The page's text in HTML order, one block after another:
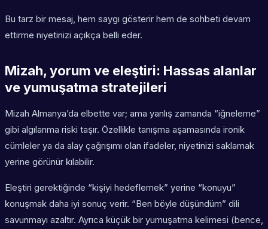
Bu tarz bir mesaj, hem saygı gösterir hem de sohbeti devam
ettirme niyetinizi açıkça belli eder.
Mizah, yorum ve eleştiri: Hassas alanlar
ve yumuşatma stratejileri
Mizah Almanya’da elbette var; ama yanlış zamanda “iğneleme”
gibi algılanma riski taşır. Özellikle tanışma aşamasında ironik
cümleler ya da alay çağrışımı olan ifadeler, niyetinizi saklamak
yerine görünür kılabilir.
Eleştiri gerektiğinde “kişiyi hedeflemek” yerine “konuyu”
konuşmak daha iyi sonuç verir. “Ben böyle düşündüm” dili
savunmayı azaltır. Ayrıca küçük bir yumuşatma kelimesi (bence,